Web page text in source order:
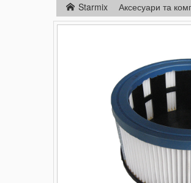
Starmix Аксесуари та